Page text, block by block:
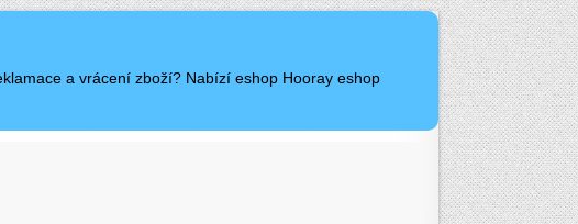
a vrácení zboží? Nabízí eshop Hooray eshop